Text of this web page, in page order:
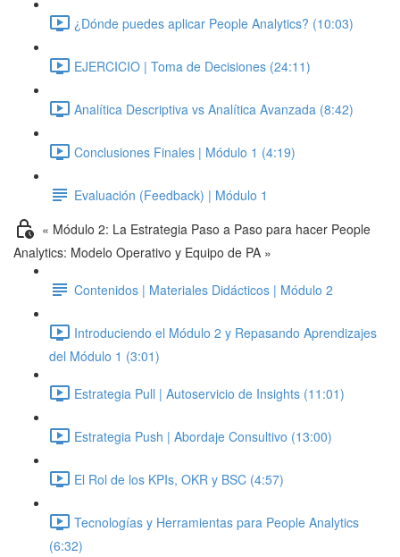
¿Dónde puedes aplicar People Analytics? (10:03)
EJERCICIO | Toma de Decisiones (24:11)
Analítica Descriptiva vs Analítica Avanzada (8:42)
Conclusiones Finales | Módulo 1 (4:19)
Evaluación (Feedback) | Módulo 1
« Módulo 2: La Estrategia Paso a Paso para hacer People
Analytics: Modelo Operativo y Equipo de PA »
Contenidos | Materiales Didácticos | Módulo 2
Introduciendo el Módulo 2 y Repasando Aprendizajes
del Módulo 1 (3:01)
Estrategia Pull | Autoservicio de Insights (11:01)
Estrategia Push | Abordaje Consultivo (13:00)
El Rol de los KPIs, OKR y BSC (4:57)
Tecnologías y Herramientas para People Analytics
(6:32)